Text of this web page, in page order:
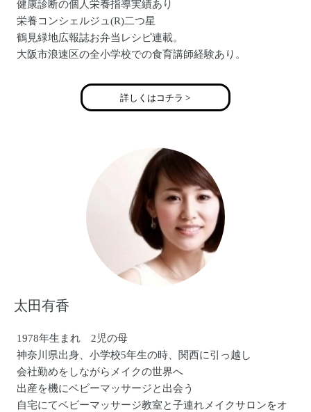
健康診断の個人栄養指導実績あり
栄養コンシェルジュ(R)二つ星
鶴見緑地広報誌お弁当レシピ連載。
大阪市浪速区の全小学校での食育講師経験あり。
い いのちをつなぐ 生きる力をつける食育
詳しくはコチラ >
太田有香
1978年生まれ 2児の母
神奈川県出身、小学校5年生の時、関西に引っ越し
会社勤めをしながらメイクの世界へ
出産を機にベビーマッサージと出会う
自宅にてベビーマッサージ教室と子連れメイクサロンをオ